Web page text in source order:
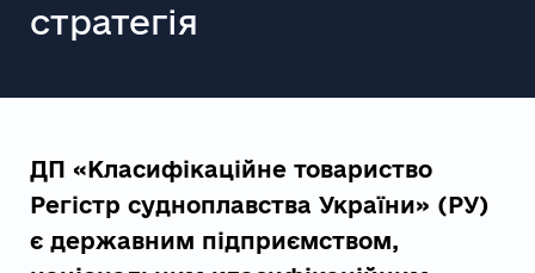
стратегія
ДП «Класифікаційне товариство
Регістр судноплавства України» (РУ)
є державним підприємством,